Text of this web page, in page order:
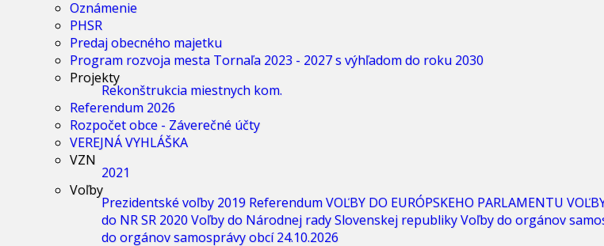
Oznámenie
PHSR
Predaj obecného majetku
Program rozvoja mesta Tornaľa 2023 - 2027 s výhľadom do roku 2030
Projekty
Rekonštrukcia miestnych kom.
Referendum 2026
Rozpočet obce - Záverečné účty
VEREJNÁ VYHLÁŠKA
VZN
2021
Voľby
Prezidentské voľby 2019 ReferendumVOĽBY DO EURÓPSKEHO PARLAMENTU
do NR SR 2020Voľby do Národnej rady Slovenskej republikyVoľby do orgánov
do orgánov samosprávy obcí 24.10.2026